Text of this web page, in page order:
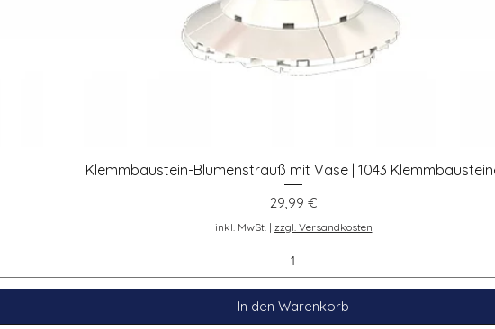
Schnellansicht
Klemmbaustein-Blumenstrauß mit Vase | 1043
Preis
29,99 €
inkl. MwSt. | zzgl. Versandkosten
In den Warenkorb